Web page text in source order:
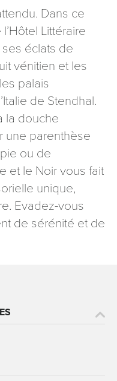
Dans ce
Littéraire
éclats de
vénitien et les
palais
de Stendhal.
la douche
une parenthèse
ou de
et le Noir vous fait
unique,
Evadez-vous
de sérénité et de
vous concernant,
une demande par
ou par courrier
titre d’identité à
54035 NANCY